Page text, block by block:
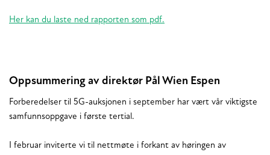
Her kan du laste ned rapporten som pdf.
Oppsummering av direktør Pål Wien Espen
Forberedelser til 5G-auksjonen i september har vært vår viktigste
samfunnsoppgave i første tertial.
I februar inviterte vi til nettmøte i forkant av høringen av